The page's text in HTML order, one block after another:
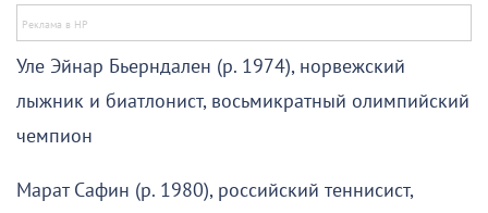
Уле Эйнар Бьерндален (р. 1974), норвежский
лыжник и биатлонист, восьмикратный олимпийский
чемпион
Марат Сафин (р. 1980), российский теннисист,